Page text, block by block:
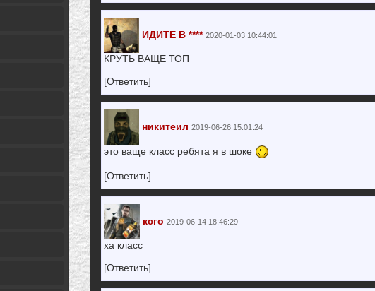
ИДИТЕ В **** 2020-01-03 10:44:01
КРУТЬ ВАЩЕ ТОП
[Ответить]
никитеил 2019-06-26 15:01:24
это ваще класс ребята я в шоке
[Ответить]
ксго2019-06-14 18:46:29
ха класс
[Ответить]